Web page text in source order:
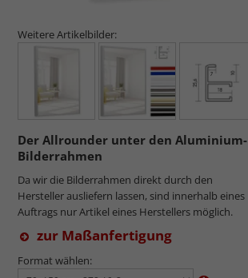
Weitere Artikelbilder:
Der Allrounder unter den Aluminium-
Bilderrahmen
Da wir die Bilderrahmen direkt durch den
Hersteller ausliefern lassen, sind innerhalb eines
Auftrags nur Artikel eines Herstellers möglich.
zur Maßanfertigung
Format wählen: